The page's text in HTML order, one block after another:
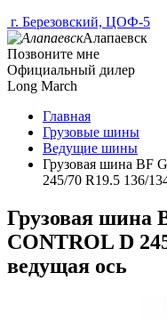
г. Березовский, ЦОФ-5
Алапаевск
Позвоните мне
Официальный дилер
Long March
Главная
Грузовые шины
Ведущие шины
Грузовая шина BF
245/70 R19.5 136/
Грузовая шина
CONTROL D
ведущая ось